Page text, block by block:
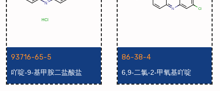
93716-65-5
吖啶-9-基甲胺二盐酸盐
86-38-4
6,9-二氯-2-甲氧基吖啶